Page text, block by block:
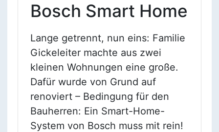
Bosch Smart Home
Lange getrennt, nun eins: Familie
Gickeleiter machte aus zwei
kleinen Wohnungen eine große.
Dafür wurde von Grund auf
renoviert – Bedingung für den
Bauherren: Ein Smart-Home-
System von Bosch muss mit rein!